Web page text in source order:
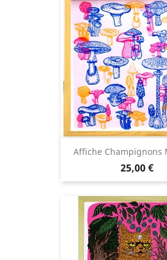
Affiche Champignons
Prix
25,00 €